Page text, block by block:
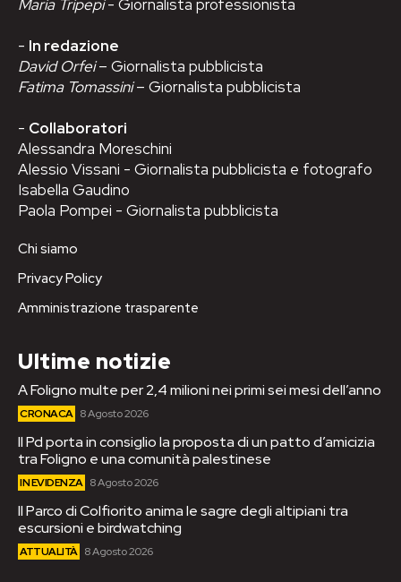
Maria Tripepi- Giornalista professionista
- In redazione
David Orfei– Giornalista pubblicista
Fatima Tomassini– Giornalista pubblicista
- Collaboratori
Alessandra Moreschini
Alessio Vissani - Giornalista pubblicista e fotografo
Isabella Gaudino
Paola Pompei - Giornalista pubblicista
Chi siamo
Privacy Policy
Amministrazione trasparente
Ultime notizie
A Foligno multe per 2,4 milioni nei primi sei mesi dell’anno
CRONACA 8 Agosto 2026
Il Pd porta in consiglio la proposta di un patto d’amicizia
tra Foligno e una comunità palestinese
IN EVIDENZA 8 Agosto 2026
Il Parco di Colfiorito anima le sagre degli altipiani tra
escursioni e birdwatching
ATTUALITÀ 8 Agosto 2026